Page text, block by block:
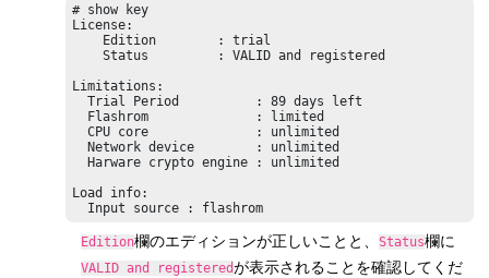
# show key
License:
    Edition        : trial
    Status         : VALID and registered
Limitations:
  Trial Period          : 89 days left
  Flashrom              : limited
  CPU core              : unlimited
  Network device        : unlimited
  Harware crypto engine : unlimited
Load info:
  Input source : flashrom
Edition欄のエディションが正しいことと、 Status欄に
VALID and registeredが表示されることを確認してくだ